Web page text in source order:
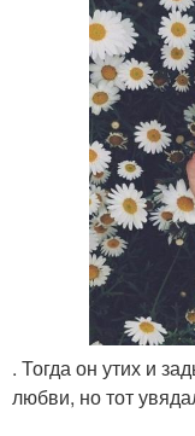
. Тогда он утих и
любви, но тот